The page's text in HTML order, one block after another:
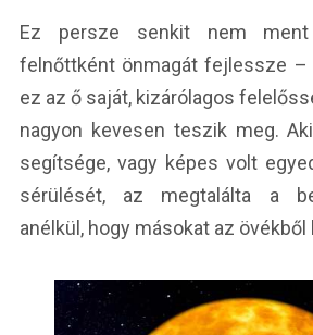
Ez persze senkit nem
felnőttként önmagát fejlessze –
ez az ő saját, kizárólagos
nagyon kevesen teszik meg.
segítsége, vagy képes volt
sérülését, az megtalálta a
anélkül, hogy másokat az